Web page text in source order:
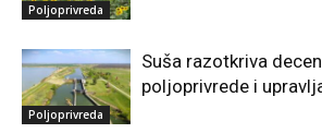
Poljoprivreda
Poljoprivreda
Suša razotkriva
poljoprivrede i